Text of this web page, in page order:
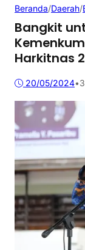
Beranda/Daerah/
Bangkit
Harkitnas
20/05/2024•3